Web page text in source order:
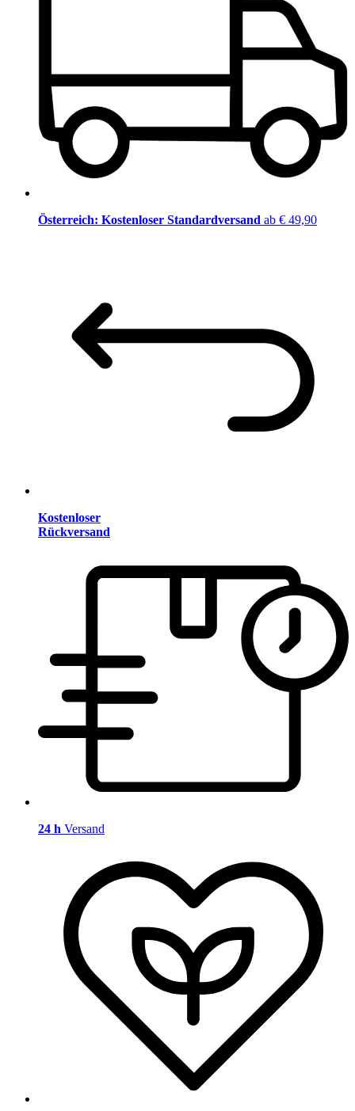
Österreich: Kostenloser Standardversand ab € 49,90
Kostenloser
Rückversand
24 h Versand